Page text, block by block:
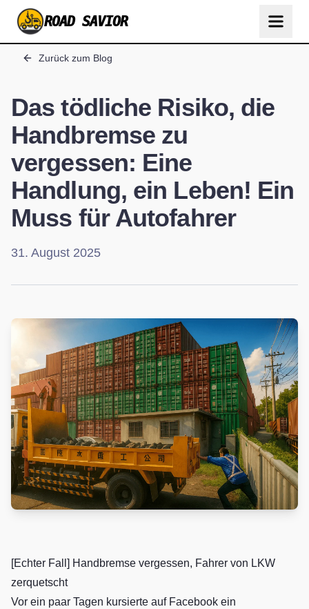
ROAD SAVIOR
Zurück zum Blog
Das tödliche Risiko, die
Handbremse zu
vergessen: Eine
Handlung, ein Leben! Ein
Muss für Autofahrer
31. August 2025
[Echter Fall] Handbremse vergessen, Fahrer von LKW
zerquetscht
Vor ein paar Tagen kursierte auf Facebook ein